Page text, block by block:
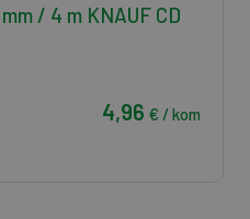
/ 4 m KNAUF CD
4,96 € / kom